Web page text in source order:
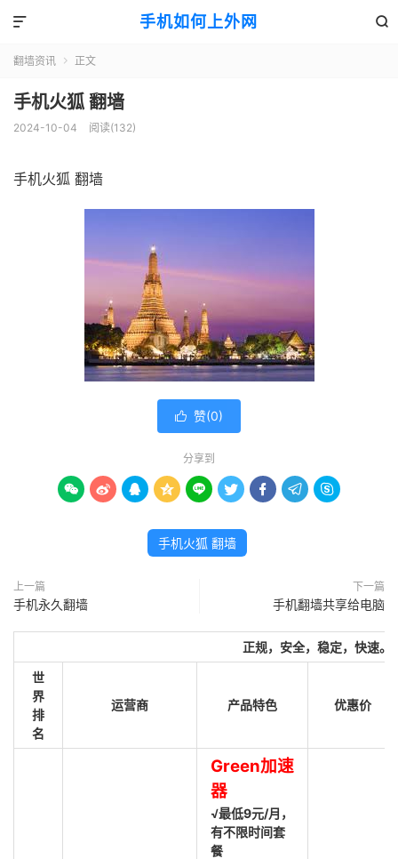
手机如何上外网 

翻墙资讯  正文
手机火狐 翻墙
2024-10-04 阅读(132)
手机火狐 翻墙
 赞(0)
分享到
        
手机火狐 翻墙
上一篇
手机永久翻墙
下一篇
手机翻墙共享给电脑
正规，安全，稳定，快速。
世
界
排
名
运营商 产品特色 优惠价
Green加速
器
√最低9元/月，
有不限时间套
餐